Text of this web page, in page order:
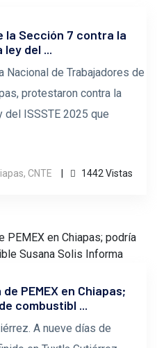
la Sección 7 contra la
del ...
Nacional de Trabajadores de
protestaron contra la
del ISSSTE 2025 que
CNTE 1442 Vistas
PEMEX en Chiapas;
combustibl ...
A nueve días de